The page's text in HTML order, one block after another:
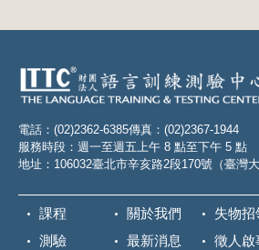
電話：(02)2362-6385傳真：(02)2367-1944
服務時段：週一至週五上午 8 點至下午 5 點
地址：106032臺北市辛亥路2段170號（臺灣大
課程
測驗
關於我們
最新消息
失物招
徵人啟